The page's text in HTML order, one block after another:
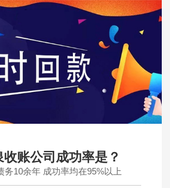
收账公司成功率是？
务10余年 成功率均在95%以上